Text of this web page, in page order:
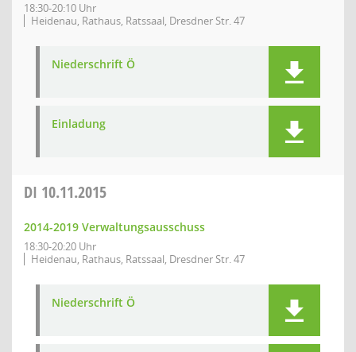
18:30-20:10 Uhr
Heidenau, Rathaus, Ratssaal, Dresdner Str. 47
Niederschrift Ö
Einladung
DI 10.11.2015
2014-2019 Verwaltungsausschuss
18:30-20:20 Uhr
Heidenau, Rathaus, Ratssaal, Dresdner Str. 47
Niederschrift Ö